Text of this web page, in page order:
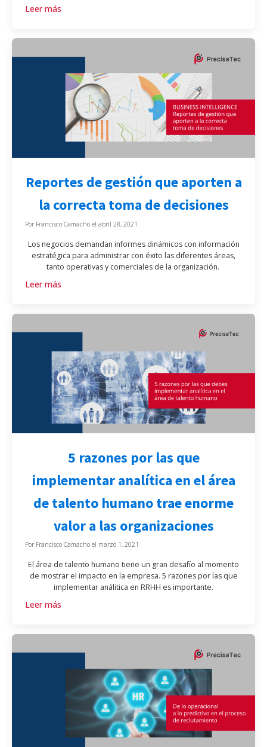
Leer más
Reportes de gestión que aporten a
la correcta toma de decisiones​
Por Francisco Camacho elabril 28, 2021
Los negocios demandan informes dinámicos con información
estratégica para administrar con éxito las diferentes áreas,
tanto operativas y comerciales de la organización.
Leer más
5 razones por las que
implementar analítica en el área
de talento humano trae enorme
valor a las organizaciones
Por Francisco Camacho el marzo 1, 2021
El área de talento humano tiene un gran desafío al momento
de mostrar el impacto en la empresa. 5 razones por las que
implementar análitica en RRHH es importante.
Leer más